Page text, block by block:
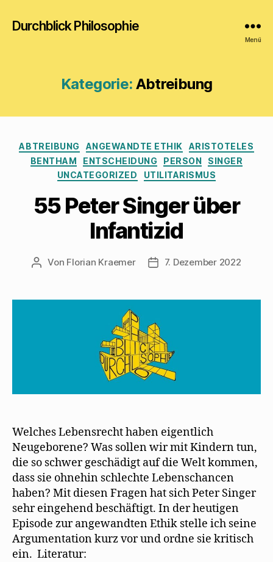
Durchblick Philosophie
Menü
Kategorie: Abtreibung
Kategorien
ABTREIBUNG ANGEWANDTE ETHIK
ARISTOTELES
BENTHAM
ENTSCHEIDUNG PERSON
SINGER
UNCATEGORIZED
UTILITARISMUS
55 Peter Singer über
Infantizid
Beitragsautor
Von Florian Kraemer Veröffentlichungsdatum
7. Dezember 2022
Welches Lebensrecht haben eigentlich
Neugeborene? Was sollen wir mit Kindern tun,
die so schwer geschädigt auf die Welt kommen,
dass sie ohnehin schlechte Lebenschancen
haben? Mit diesen Fragen hat sich Peter Singer
sehr eingehend beschäftigt. In der heutigen
Episode zur angewandten Ethik stelle ich seine
Argumentation kurz vor und ordne sie kritisch
ein. Literatur: